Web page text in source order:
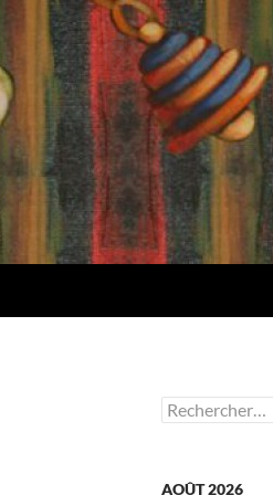
Rechercher :
AOÛT 2026